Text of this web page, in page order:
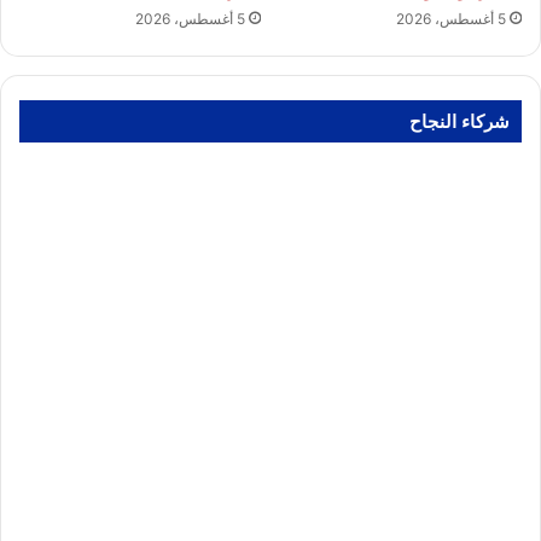
5 أغسطس، 2026 5 أغسطس، 2026
شركاء النجاح